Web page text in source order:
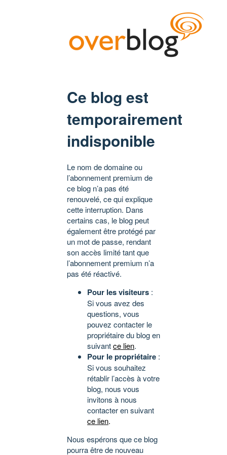
Ce blog est
temporairement
indisponible
Le nom de domaine ou
l’abonnement premium de
ce blog n’a pas été
renouvelé, ce qui explique
cette interruption. Dans
certains cas, le blog peut
également être protégé par
un mot de passe, rendant
son accès limité tant que
l’abonnement premium n’a
pas été réactivé.
Pour les visiteurs :
Si vous avez des
questions, vous
pouvez contacter le
propriétaire du blog en
suivantce lien.
Pour le propriétaire :
Si vous souhaitez
rétablir l’accès à votre
blog, nous vous
invitons à nous
contacter en suivant
ce lien.
Nous espérons que ce blog
pourra être de nouveau